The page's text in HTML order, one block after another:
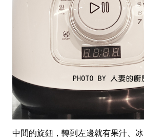
中間的旋鈕，轉到左邊就有果汁、